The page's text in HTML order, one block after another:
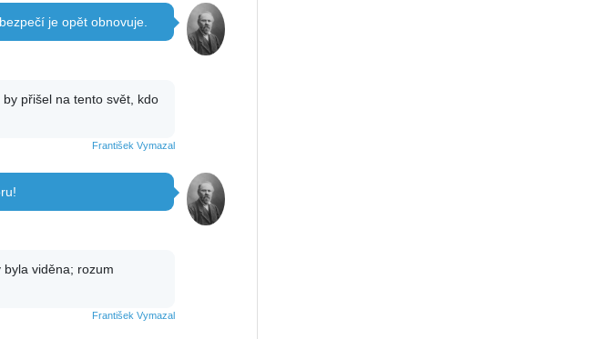
je opět obnovuje.
přišel na tento svět, kdo
František Vymazal
viděna; rozum
František Vymazal